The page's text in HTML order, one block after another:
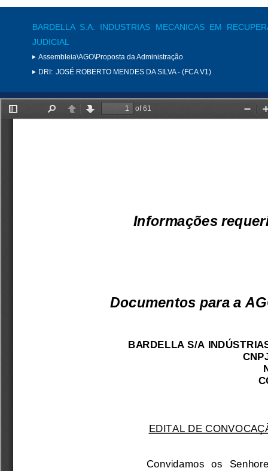
BARDELLA S.A. INDUSTRIAS MECANICAS EM
JUDICIAL
Assembleia\AGO\Proposta da Administração
DRI: JOSÉ ROBERTO MENDES DA SILVA - (FCA V1)